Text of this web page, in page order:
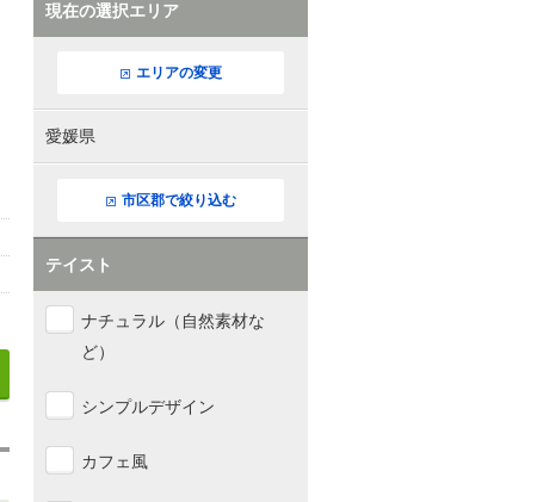
現在の選択エリア
エリアの変更
愛媛県
市区郡で絞り込む
テイスト
ナチュラル（自然素材な
ど）
シンプルデザイン
カフェ風